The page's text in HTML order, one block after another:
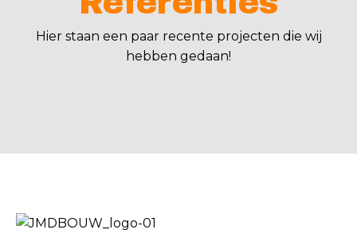
Hier staan een paar recente projecten die wij
hebben gedaan!